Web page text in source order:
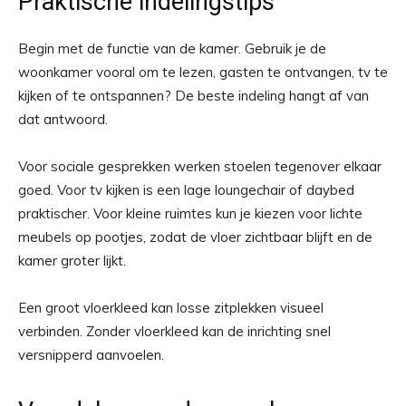
Begin met de functie van de kamer. Gebruik je de
woonkamer vooral om te lezen, gasten te ontvangen, tv te
kijken of te ontspannen? De beste indeling hangt af van
dat antwoord.
Voor sociale gesprekken werken stoelen tegenover elkaar
goed. Voor tv kijken is een lage loungechair of daybed
praktischer. Voor kleine ruimtes kun je kiezen voor lichte
meubels op pootjes, zodat de vloer zichtbaar blijft en de
kamer groter lijkt.
Een groot vloerkleed kan losse zitplekken visueel
verbinden. Zonder vloerkleed kan de inrichting snel
versnipperd aanvoelen.